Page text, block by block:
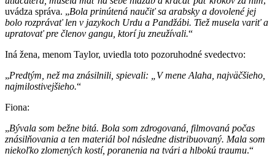
uvádza správa. „Bola prinútená naučiť sa arabsky a dovolené jej
bolo rozprávať len v jazykoch Urdu a Pandžábi. Tiežmusela variť a
upratovať pre členov gangu, ktorí ju zneužívali.“
Iná žena, menom Taylor, uviedla toto pozoruhodné svedectvo:
„Predtým, než ma znásilnili, spievali: „V mene Alaha, najväčšieho,
najmilostivejšieho.“
Fiona:
„Bývala som bežne bitá. Bola som zdrogovaná, filmovaná počas
znásilňovania a ten materiál bol následne distribuovaný. Mala som
niekoľko zlomených kostí, poranenia na tvári a hlbokú traumu.“